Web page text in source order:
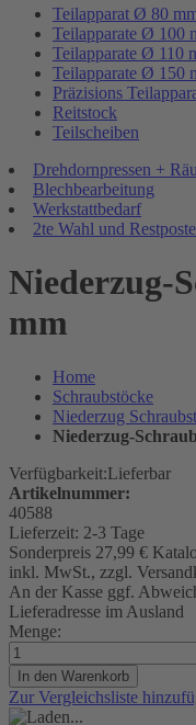
Teilapparat Ø 80
Teilapparate Ø 100
Teilapparate Ø 110
Teilapparate Ø 150
Präzisions
Reitstock
Teilscheiben
Drehdornpressen +
Blechbearbeitung
Werkstattbedarf
2te Wahl und
Niederzug-
mm
Home
Schraubstöcke
Niederzug
Niederzug-
Verfügbarkeit:Lieferbar
Artikelnummer:
40588
Lieferzeit: 2-3 Tage
Sonderpreis 27,99 €
inkl. MwSt., zzgl.
An der Kasse ggf.
Lieferadresse im Ausland
Menge:
In den Warenkorb
Zur Vergleichsliste